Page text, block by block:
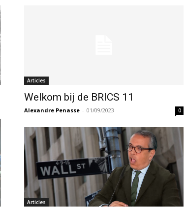
Articles
Welkom bij de BRICS 11
Alexandre Penasse - 01/09/2023 0
Articles